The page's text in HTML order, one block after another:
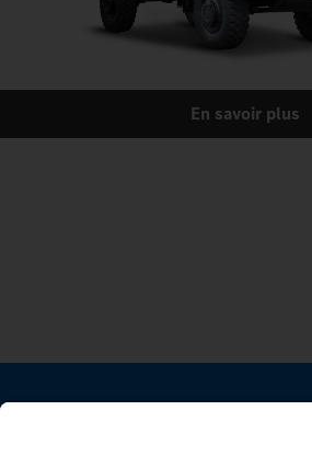
En savoir plus
RESTEZ EN CONTACT.